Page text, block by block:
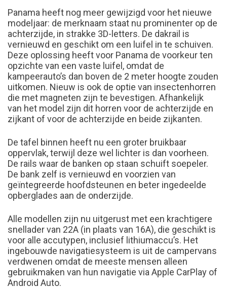
Panama heeft nog meer gewijzigd voor het nieuwe
modeljaar: de merknaam staat nu prominenter op de
achterzijde, in strakke 3D-letters. De dakrail is
vernieuwd en geschikt om een luifel in te schuiven.
Deze oplossing heeft voor Panama de voorkeur ten
opzichte van een vaste luifel, omdat de
kampeerauto’s dan boven de 2 meter hoogte zouden
uitkomen. Nieuw is ook de optie van insectenhorren
die met magneten zijn te bevestigen. Afhankelijk
van het model zijn dit horren voor de achterzijde en
zijkant of voor de achterzijde en beide zijkanten.
De tafel binnen heeft nu een groter bruikbaar
oppervlak, terwijl deze wel lichter is dan voorheen.
De rails waar de banken op staan schuift soepeler.
De bank zelf is vernieuwd en voorzien van
geïntegreerde hoofdsteunen en beter ingedeelde
opberglades aan de onderzijde.
Alle modellen zijn nu uitgerust met een krachtigere
snellader van 22A (in plaats van 16A), die geschikt is
voor alle accutypen, inclusief lithiumaccu’s. Het
ingebouwde navigatiesysteem is uit de campervans
verdwenen omdat de meeste mensen alleen
gebruikmaken van hun navigatie via Apple CarPlay of
Android Auto.